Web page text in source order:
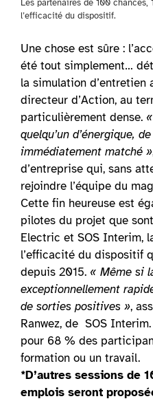
Les partenaires de 100
l’efficacité du dispositif.
Une chose est sûre :
été tout simplement…
la simulation d’entretien
directeur d’Action, au
particulièrement dense.
quelqu’un d’énergique,
immédiatement matché »
d’entreprise qui, sans
rejoindre l’équipe du
Cette fin heureuse est
pilotes du projet que
Electric et SOS Interim,
l’efficacité du dispositif
depuis 2015. « Même si
exceptionnellement
de sorties positives »,
Ranwez, de SOS
pour 68 % des
formation ou un travail.
*D’autres sessions de
emplois seront